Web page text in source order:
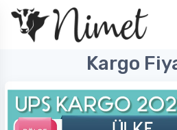
Kargo